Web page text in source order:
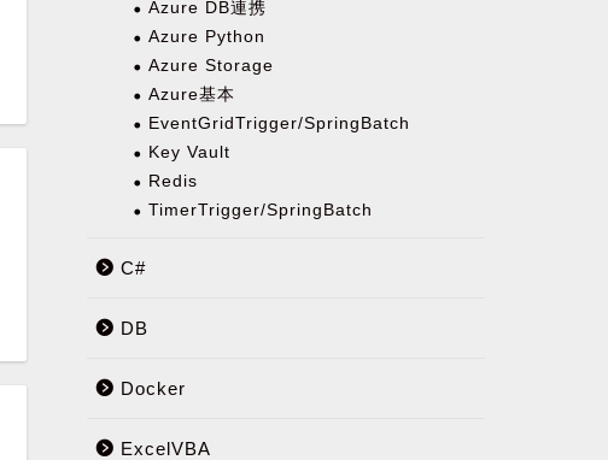
Azure DB連携
Azure Python
Azure Storage
Azure基本
EventGridTrigger/SpringBatch
Key Vault
Redis
TimerTrigger/SpringBatch
C#
DB
Docker
ExcelVBA